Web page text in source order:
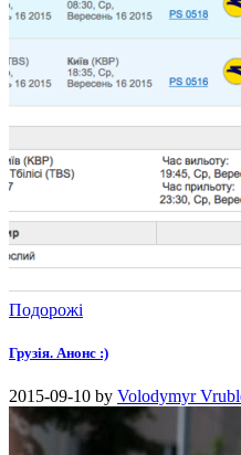
Подорожі
Грузія. Анонс :)
2015-09-10 by Volodymyr